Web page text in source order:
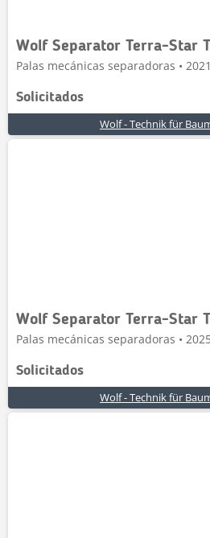
Wolf Separator Terra-Star
Palas mecánicas separadoras •
Solicitados
Wolf - Technik für
Wolf Separator Terra-Star
Palas mecánicas separadoras •
Solicitados
Wolf - Technik für